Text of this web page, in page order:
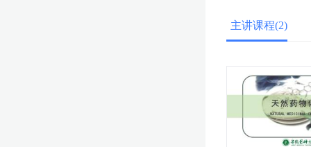
主讲课程(2)